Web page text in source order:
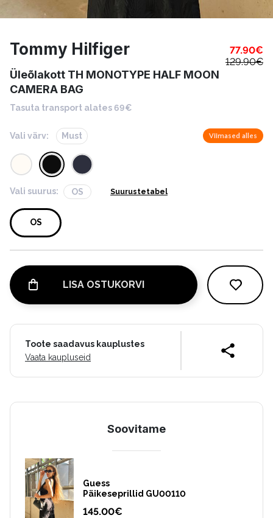
Tommy Hilfiger 77.90€
129.90€
Üleõlakott TH MONOTYPE HALF MOON
CAMERA BAG
Tasuta transport alates 69€
Vali värv: Must Viimased alles
Vali suurus: OS Suurustetabel
OS
LISA OSTUKORVI
Toote saadavus kauplustes
Vaata kaupluseid
Soovitame
Guess
Päikeseprillid GU00110
145.00€